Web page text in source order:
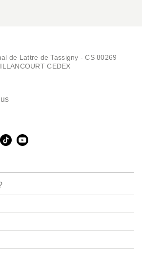
de Lattre de Tassigny - CS 80269
CEDEX